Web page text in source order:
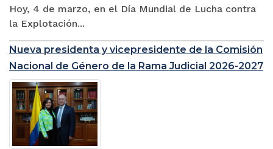
Hoy, 4 de marzo, en el Día Mundial de Lucha contra
la Explotación...
Nueva presidenta y vicepresidente de la Comisión
Nacional de Género de la Rama Judicial 2026-2027